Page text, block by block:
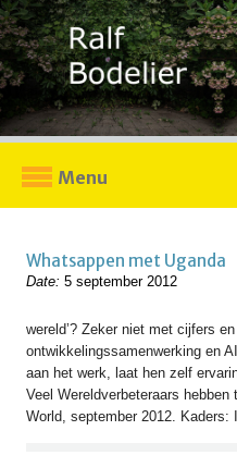
Menu
Whatsappen met Uganda
Date: 5 september 2012
wereld’? Zeker niet met cijfers
ontwikkelingssamenwerking en
aan het werk, laat hen zelf
Veel Wereldverbeteraars
World, september 2012.